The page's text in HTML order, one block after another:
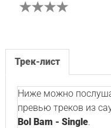
Трек-лист
Ниже можно
превью треков из
Bol Bam - Single.